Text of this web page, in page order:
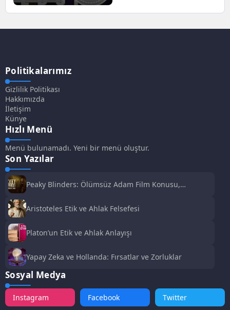
Politikalarımız
Gizlilik Politikası
Hakkımızda
İletişim
Künye
Hızlı Menü
Menü bulunamadı. Yeni bir menü oluştur.
Son Yazılar
Peaky Blinders: Ölümsüz Adam Film Konusu,
Aristoteles Etik ve Ahlak Felsefesi
Platon’un Etik ve Ahlak Anlayışı
Yapay Zeka ve Hollanda: Fırsatlar ve Zorluklar
Sosyal Medya
Instagram Facebook Twitter